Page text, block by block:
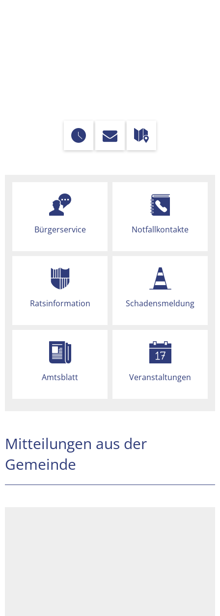
Bürgerservice Notfallkontakte
Ratsinformation Schadensmeldung
Amtsblatt Veranstaltungen
Mitteilungen aus der
Gemeinde